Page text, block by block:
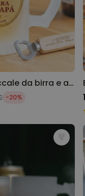
in
Comprato
più di 1.200
volte
Comprato
Set regalo boccale da birra e apribottiglie
-20%